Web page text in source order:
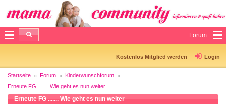
Forum
Kostenlos Mitglied werden Login
Startseite Forum
Kinderwunschforum
Erneute FG ....... Wie geht es nun weiter
Erneute FG ....... Wie geht es nun weiter